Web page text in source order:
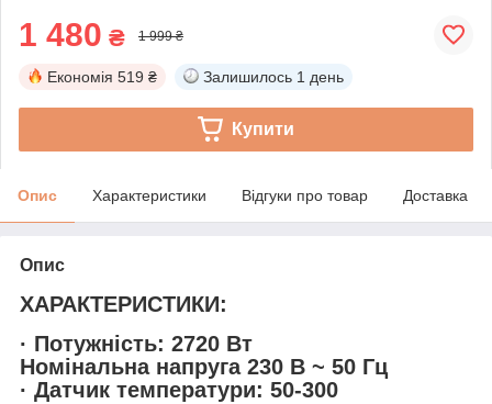
1 480 ₴ 1 999 ₴
Економія 519 ₴ Залишилось 1 день
Купити
Опис Характеристики Відгуки про товар Доставка
Опис
ХАРАКТЕРИСТИКИ:
· Потужність: 2720 Вт
Номінальна напруга 230 В ~ 50 Гц
· Датчик температури: 50-300